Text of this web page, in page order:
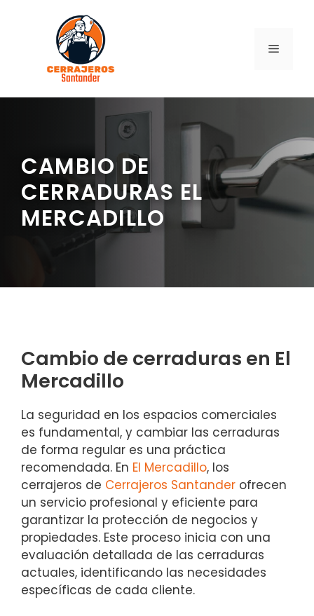
contenido
MENÚ
CAMBIO DE
CERRADURAS EL
MERCADILLO
Cambio de cerraduras en El
Mercadillo
La seguridad en los espacios comerciales
es fundamental, y cambiar las cerraduras
de forma regular es una práctica
recomendada. En El Mercadillo, los
cerrajeros de Cerrajeros Santander ofrecen
un servicio profesional y eficiente para
garantizar la protección de negocios y
propiedades. Este proceso inicia con una
evaluación detallada de las cerraduras
actuales, identificando las necesidades
específicas de cada cliente.